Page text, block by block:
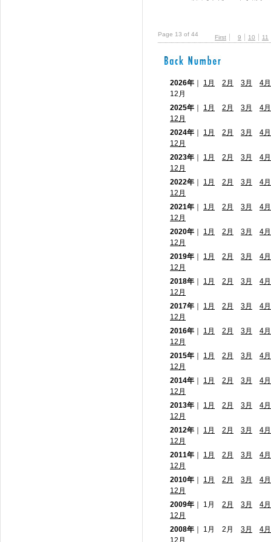
Page 13 of 44 First 9 10 11
2026年 1月 2月 3月
4月
12月
2025年
1月 2月 3月
4月
12月
2024年
1月 2月 3月
4月
12月
2023年
1月 2月 3月
4月
12月
2022年
1月 2月 3月
4月
12月
2021年
1月 2月 3月
4月
12月
2020年
1月 2月 3月
4月
12月
2019年
1月 2月 3月
4月
12月
2018年
1月 2月 3月
4月
12月
2017年
1月 2月 3月
4月
12月
2016年
1月 2月 3月
4月
12月
2015年
1月 2月 3月
4月
12月
2014年
1月 2月 3月
4月
12月
2013年
1月 2月 3月
4月
12月
2012年
1月 2月 3月
4月
12月
2011年
1月 2月 3月
4月
12月
2010年
1月 2月 3月
4月
12月
2009年 ｜ 1月 2月 3月
4月
12月
2008年 ｜ 1月 2月 3月
4月
12月